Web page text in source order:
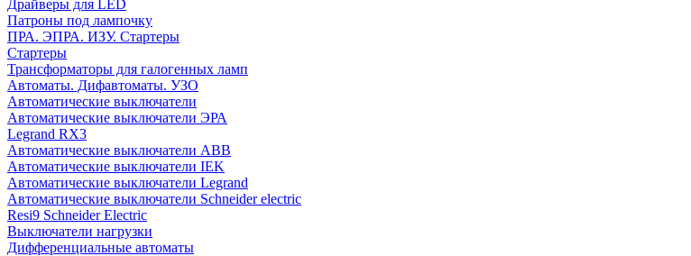
Драйверы для LED
Патроны под лампочку
ПРА. ЭПРА. ИЗУ. Стартеры
Стартеры
Трансформаторы для галогенных ламп
Автоматы. Дифавтоматы. УЗО
Автоматические выключатели
Автоматические выключатели ЭРА
Legrand RX3
Автоматические выключатели ABB
Автоматические выключатели IEK
Автоматические выключатели Legrand
Автоматические выключатели Schneider electric
Resi9 Schneider Electric
Выключатели нагрузки
Дифференциальные автоматы